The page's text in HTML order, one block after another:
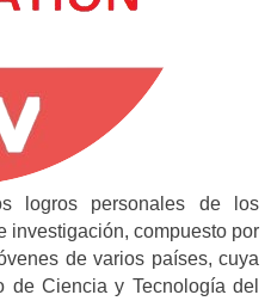
logros personales de los
investigación, compuesto por
de varios países, cuya
de Ciencia y Tecnología del